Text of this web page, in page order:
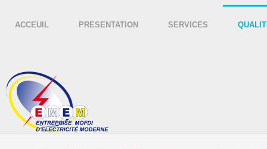
ACCEUIL PRESENTATION SERVICES